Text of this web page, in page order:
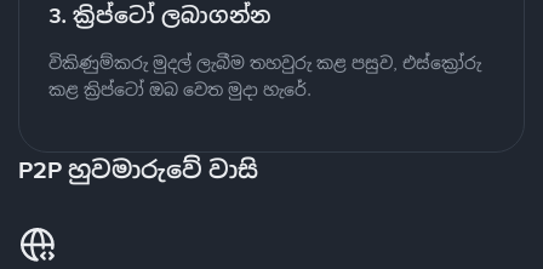
3. ක්‍රිප්ටෝ ලබාගන්න
විකිණුම්කරු මුදල් ලැබීම තහවුරු කළ පසුව, එස්ක්‍රෝරු
කළ ක්‍රිප්ටෝ ඔබ වෙත මුදා හැරේ.
P2P හුවමාරුවේ වාසි